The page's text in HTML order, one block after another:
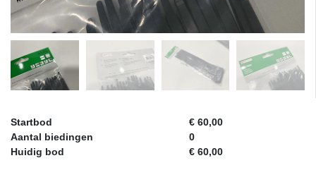
Startbod
€ 60,00
Aantal biedingen
0
Huidig bod
€ 60,00